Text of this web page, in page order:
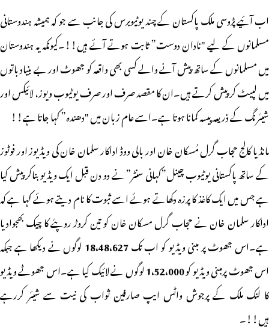
اب آئیے پڑوسی ملک پاکستان کے چند یوٹیوبرس کی جانب سے جو کہ ہمیشہ ہندوستانی
مسلمانوں کے لیے "نادان دوست” ثابت ہوتے آئے ہیں!!۔کیونکہ یہ ہندوستان
میں مسلمانوں کے ساتھ پیش آنے والے کسی بھی واقعہ کو جھوٹ اور بے بنیاد باتوں
میں لپیٹ کر پیش کرتے ہیں۔ان کا مقصد صرف اور صرف یوٹیوب ویوز، لائیکس اور
شیئرنگ کے ذریعہ پیسہ کمانا ہوتا ہے۔اسے عام زبان میں "دھندہ” کہا جاتا ہے!!
مانڈیا کالج حجاب گرل مُسکان خان اور بالی ووڈ اداکار سلمان خان کی ویڈیوز اور فوٹوز
کے ساتھ پاکستانی یوٹیوب چینل”کہانی سنٹر” نے دو دن قبل ایک ویڈیو بناکر پیش کیا
ہے جس میں ایک کاغذ کا پرزہ دکھاتے ہوئے اسے ثبوت کا نام دیتے ہوئے کہا ہے کہ
اداکار سلمان خان نے حجاب گرل مسکان خان کو تین کروڑ روپئے کا چیک بھجوادیا
ہے۔اس جھوٹ پر مبنی ویڈیو کو اب تک18،48،627لوگوں نے دیکھا ہے جبکہ
اس جھوٹ پرمبنی ویڈیو کو1،52،000لوگوں نے لائیک کیا ہے۔اس جھوٹے ویڈیو
کا لنک ملک کے پرجوش واٹس ایپ صارفین ثواب کی نیت سے شیئر کررہے
ہیں!!۔